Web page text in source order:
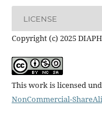
LICENSE
Copyright (c) 2025
This work is licensed
NonCommercial-